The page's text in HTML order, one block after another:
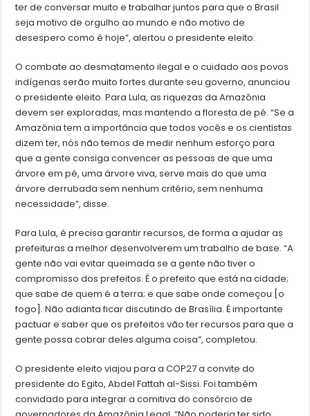
ter de conversar muito e trabalhar juntos para que o Brasil
seja motivo de orgulho ao mundo e não motivo de
desespero como é hoje”, alertou o presidente eleito.
O combate ao desmatamento ilegal e o cuidado aos povos
indígenas serão muito fortes durante seu governo, anunciou
o presidente eleito. Para Lula, as riquezas da Amazônia
devem ser exploradas, mas mantendo a floresta de pé. “Se a
Amazônia tem a importância que todos vocês e os cientistas
dizem ter, nós não temos de medir nenhum esforço para
que a gente consiga convencer as pessoas de que uma
árvore em pé, uma árvore viva, serve mais do que uma
árvore derrubada sem nenhum critério, sem nenhuma
necessidade”, disse.
Para Lula, é precisa garantir recursos, de forma a ajudar as
prefeituras a melhor desenvolverem um trabalho de base. “A
gente não vai evitar queimada se a gente não tiver o
compromisso dos prefeitos. É o prefeito que está na cidade;
que sabe de quem é a terra; e que sabe onde começou [o
fogo]. Não adianta ficar discutindo de Brasília. É importante
pactuar e saber que os prefeitos vão ter recursos para que a
gente possa cobrar deles alguma coisa”, completou.
O presidente eleito viajou para a COP27 a convite do
presidente do Egito, Abdel Fattah al-Sissi. Foi também
convidado para integrar a comitiva do consórcio de